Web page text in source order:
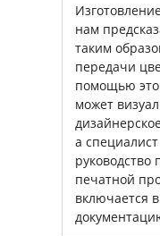
нам
таким
передачи
помощью
может
а
руководство
печатной
включается